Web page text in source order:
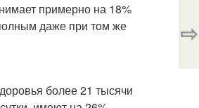
примерно на 18%
даже при том же
более 21 тысячи
⇨